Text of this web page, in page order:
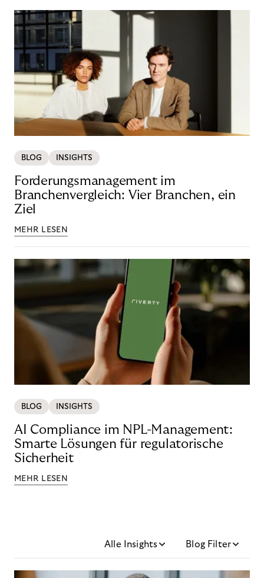
BLOG INSIGHTS
Forderungsmanagement im
Branchenvergleich: Vier Branchen, ein
Ziel
MEHR LESEN
BLOG INSIGHTS
AI Compliance im NPL-Management:
Smarte Lösungen für regulatorische
Sicherheit
MEHR LESEN
Alle Insights Blog Filter